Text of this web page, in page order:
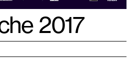
2017